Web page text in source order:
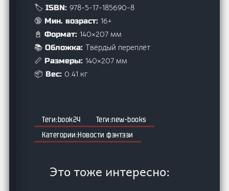
🏷️ ISBN:978-5-17-185690-8
🔞 Мин. возраст:16+
📓 Формат:140×207 мм
📚 Обложка:Твёрдый переплёт
📏 Размеры:140×207 мм
📦 Вес:0.41 кг
book24
new-books
Новости фэнтэзи
Это тоже интересно: